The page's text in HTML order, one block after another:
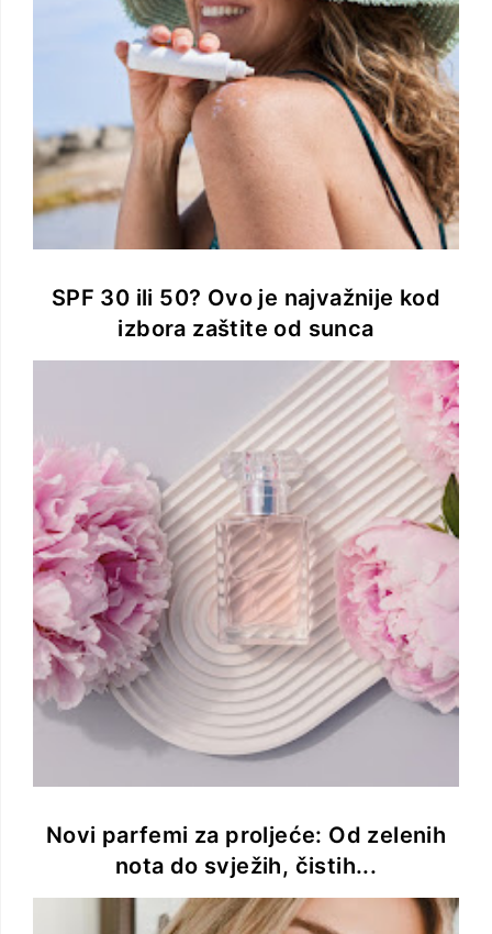
SPF 30 ili 50? Ovo je najvažnije kod
izbora zaštite od sunca
Novi parfemi za proljeće: Od zelenih
nota do svježih, čistih...